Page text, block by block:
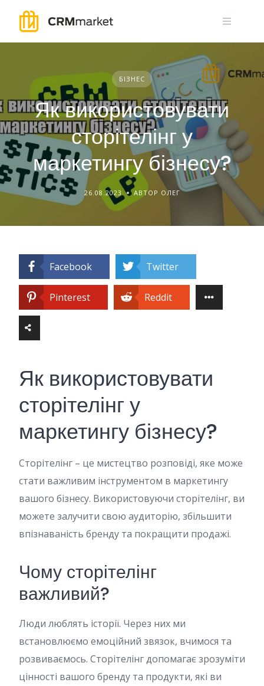
content
БІЗНЕС
Як використовувати
сторітелінг у
маркетингу бізнесу?
26.08.2023 АВТОР ОЛЕГ
Facebook Twitter
Pinterest Reddit
Як використовувати
сторітелінг у
маркетингу бізнесу?
Сторітелінг – це мистецтво розповіді, яке може
стати важливим інструментом в маркетингу
вашого бізнесу. Використовуючи сторітелінг, ви
можете залучити свою аудиторію, збільшити
впізнаваність бренду та покращити продажі.
Чому сторітелінг
важливий?
Люди люблять історії. Через них ми
встановлюємо емоційний звязок, вчимося та
розвиваємось. Сторітелінг допомагає зрозуміти
цінності вашого бренду та продукти, які ви